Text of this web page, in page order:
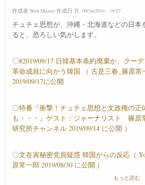
作成者:Web Master 作成日:月, 09/16/2019 - 19:57
チュチェ思想が、沖縄・北海道などの日本
ると、恐ろしい気がします。
〇#2019/09/17 日韓基本条約廃棄か、クー
革命成就に向かう韓国 （ 古是三春_篠原
2019/09/17に公開
〇特番『衝撃！チュチェ思想と文政権の正
も・・・』ゲスト：ジャーナリスト 篠原
研究所チャンネル 2019/09/14 に公開 ）
〇文在寅秘密党員疑惑 韓国からの反応（
原常一郎 2019/08/30 に公開 ）
チュチェ思
もっと読む